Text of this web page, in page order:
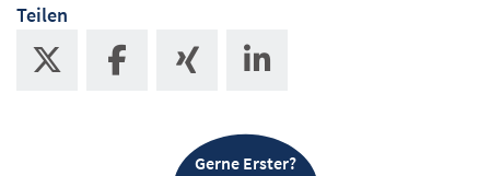
Teilen
Gerne Erster?